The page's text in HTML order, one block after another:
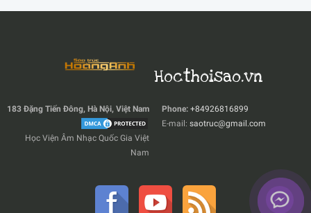
Hocthoisao.vn
Phone: +84926816899
E-mail: saotruc@gmail.com
183 Đặng Tiến Đông, Hà Nội, Việt Nam
Học Viện Âm Nhạc Quốc Gia Việt
Nam